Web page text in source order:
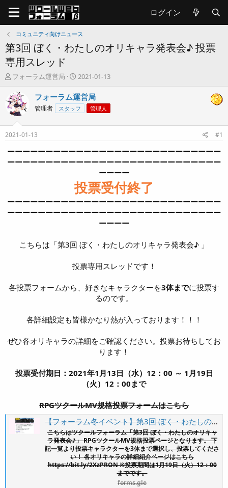
ログイン
コミュニティ向けニュース
第3回 ぼく・わたしのオリキャラ発表会♪ 投票
専用スレッド
T
r
e
a
s
t
a
フォーラム運営局
開
日
2021-01-13
フォーラム運営局
管理者 スタッフ 管理人
2021-01-13 #1
ーーーーーーーーーーーーーーーーーーーーーーーーーーーー
ーーーーーーーーーーーーーーーーーーーーーーーーーーーー
ーーーー
投票受付終了
ーーーーーーーーーーーーーーーーーーーーーーーーーーーー
ーーーーーーーーーーーーーーーーーーーーーーーーーーーー
ーーーー
こちらは「第3回 ぼく・わたしのオリキャラ発表会♪ 」
投票専用スレッドです！
各投票フォームから、好きなキャラクターを3体までに投票す
るのです。
各詳細設定も皆様かなり熱が入っております！！！
ぜひ各オリキャラの詳細をご確認ください。投票お待ちしてお
ります！
投票受付期日：2021年1月13日（水）12：00 ～ 1月19日
（火）12：00まで
RPGツクールMV規格投票フォームはこちら
【フォーラム冬イベント】第3回 ぼく・わたしのオリキャラ発表会♪ RPGツクールMV規格投票
こちらはツクールフォーラム「第3回 ぼく・わたしのオリキャ
ラ発表会♪」 RPGツクールMV規格投票ページとなります。 下
記一覧より投票キャラクターを3体まで選択し、投票してくださ
い！ 各オリキャラの詳細紹介ページはこちら
https://bit.ly/2XzPRON ※投票期間は1月19日（火）12：00
までです。
forms.gle